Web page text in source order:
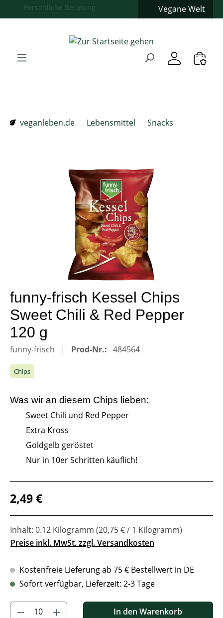
Zum Hauptinhalt springen
Zur Hauptnavigation springen
Vegane Welt
veganleben.de
Lebensmittel Snacks
Bildergalerie überspringen
funny-frisch Kessel Chips
Sweet Chili & Red Pepper
120 g
funny-frisch Prod-Nr.: 484564
Chips
Was wir an diesem Chips lieben:
Sweet Chili und Red Pepper
Extra Kross
Goldgelb geröstet
Nur in 10er Schritten käuflich!
Regulärer Preis:
2,49 €
Inhalt: 0.12 Kilogramm (20,75 € / 1 Kilogramm)
Preise inkl. MwSt. zzgl. Versandkosten
Kostenfreie Lieferung ab 75 € Bestellwert in DE
Sofort verfügbar, Lieferzeit: 2-3 Tage
Produkt Anzahl: Gib den gewünschten Wert ein oder benutze
In den Warenkorb